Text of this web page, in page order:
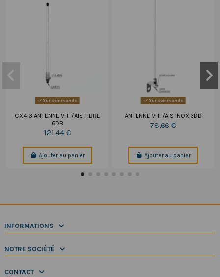
Sur commande
CX4-3 ANTENNE VHF/AIS FIBRE
6DB
121,44 €
Ajouter au panier
Sur commande
ANTENNE VHF/AIS INOX 3DB
78,66 €
Ajouter au panier
INFORMATIONS
NOTRE SOCIÉTÉ
CONTACT